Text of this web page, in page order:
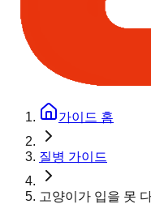
가이드 홈
질병 가이드
고양이가 입을 못